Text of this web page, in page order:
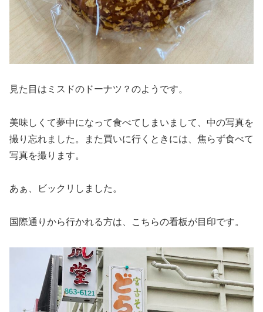
見た目はミスドのドーナツ？のようです。
美味しくて夢中になって食べてしまいまして、中の写真を
撮り忘れました。また買いに行くときには、焦らず食べて
写真を撮ります。
あぁ、ビックリしました。
国際通りから行かれる方は、こちらの看板が目印です。